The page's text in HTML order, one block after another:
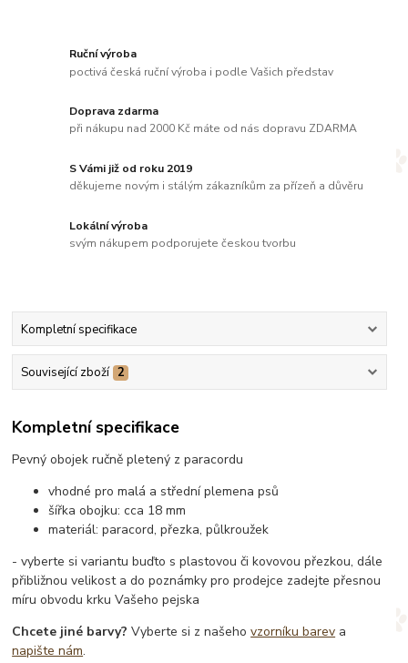
Ruční výroba
poctivá česká ruční výroba i podle Vašich představ
Doprava zdarma
při nákupu nad 2000 Kč máte od nás dopravu ZDARMA
S Vámi již od roku 2019
děkujeme novým i stálým zákazníkům za přízeň a důvěru
Lokální výroba
svým nákupem podporujete českou tvorbu
Kompletní specifikace
Související zboží 2
Kompletní specifikace
Pevný obojek ručně pletený z paracordu
vhodné pro malá a střední plemena psů
šířka obojku: cca 18 mm
materiál: paracord, přezka, půlkroužek
- vyberte si variantu buďto s plastovou či kovovou přezkou, dále
přibližnou velikost a do poznámky pro prodejce zadejte přesnou
míru obvodu krku Vašeho pejska
Chcete jiné barvy? Vyberte si z našehovzorníku barev a
napište nám.